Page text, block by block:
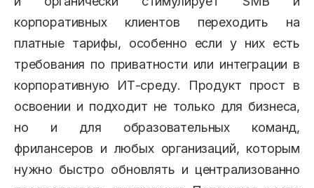
корпоративных клиентов переходить на
платные тарифы, особенно если у них есть
требования по приватности или интеграции в
корпоративную ИТ-среду. Продукт прост в
освоении и подходит не только для бизнеса,
но и для образовательных команд,
фрилансеров и любых организаций, которым
нужно быстро обновлять и централизованно